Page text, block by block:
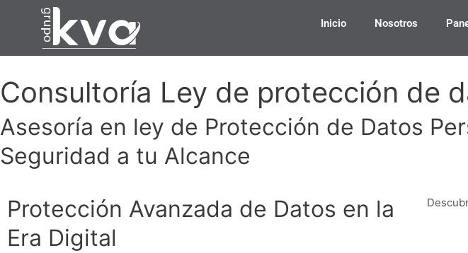
contenido
Inicio Nosotros
Consultoría Ley de protección de
Asesoría en ley de Protección de Datos
Seguridad a tu Alcance
Protección Avanzada de Datos en la
Era Digital